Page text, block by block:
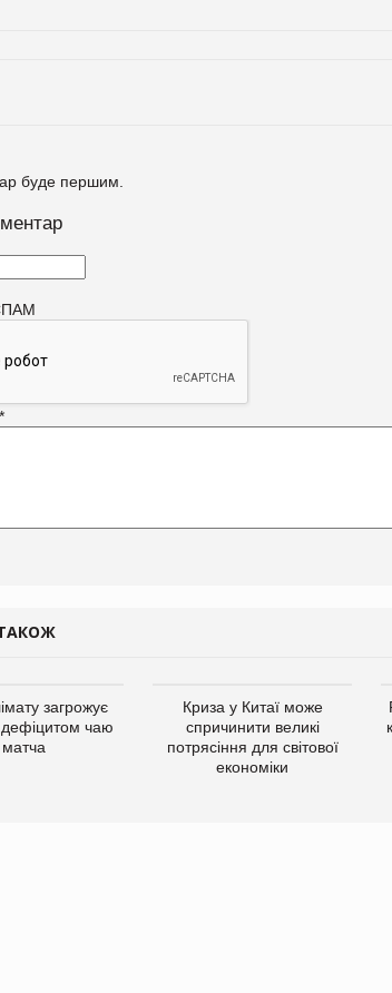
буде першим.
*
загрожує
дефіцитом чаю
матча
Криза у Китаї може
спричинити великі
потрясіння для світової
економіки